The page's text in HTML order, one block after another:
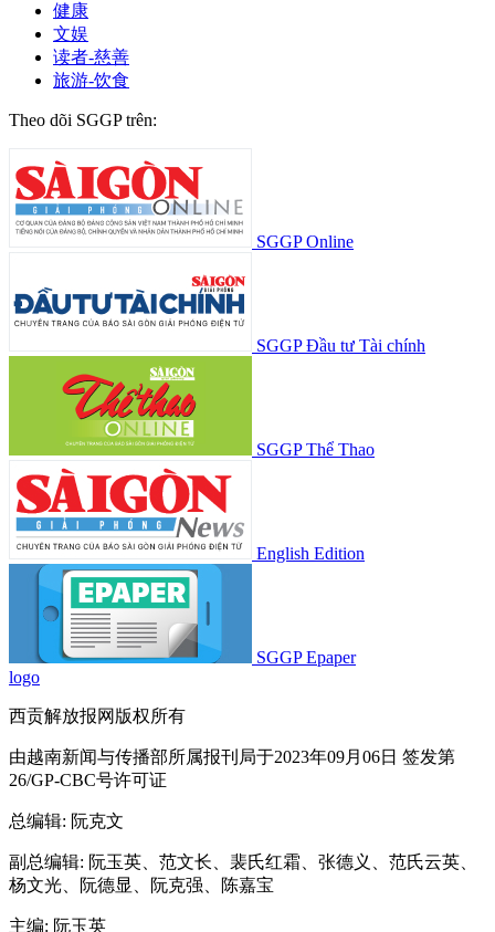
健康
文娱
读者-慈善
旅游-饮食
Theo dõi SGGP trên:
SGGP Online
SGGP Đầu tư Tài chính
SGGP Thể Thao
English Edition
SGGP Epaper
logo
西贡解放报网版权所有
由越南新闻与传播部所属报刊局于2023年09月06日 签发第
26/GP-CBC号许可证
总编辑: 阮克文
副总编辑: 阮玉英、范文长、裴氏红霜、张德义、范氏云英、
杨文光、阮德显、阮克强、陈嘉宝
主编: 阮玉英